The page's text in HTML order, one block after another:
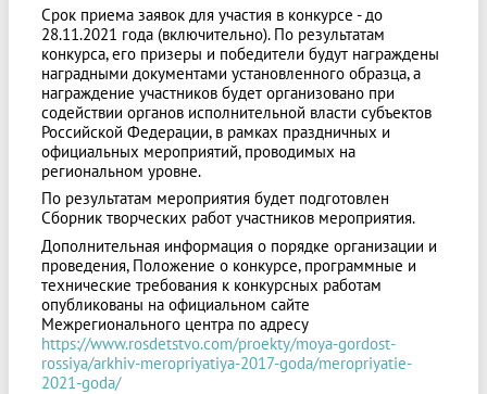
Срок приема заявок для участия в конкурсе - до
28.11.2021 года (включительно). По результатам
конкурса, его призеры и победители будут награждены
наградными документами установленного образца, а
награждение участников будет организовано при
содействии органов исполнительной власти субъектов
Российской Федерации, в рамках праздничных и
официальных мероприятий, проводимых на
региональном уровне.
По результатам мероприятия будет подготовлен
Сборник творческих работ участников мероприятия.
Дополнительная информация о порядке организации и
проведения, Положение о конкурсе, программные и
технические требования к конкурсных работам
опубликованы на официальном сайте
Межрегионального центра по адресу
https://www.rosdetstvo.com/proekty/moya-gordost-
rossiya/arkhiv-meropriyatiya-2017-goda/meropriyatie-
2021-goda/